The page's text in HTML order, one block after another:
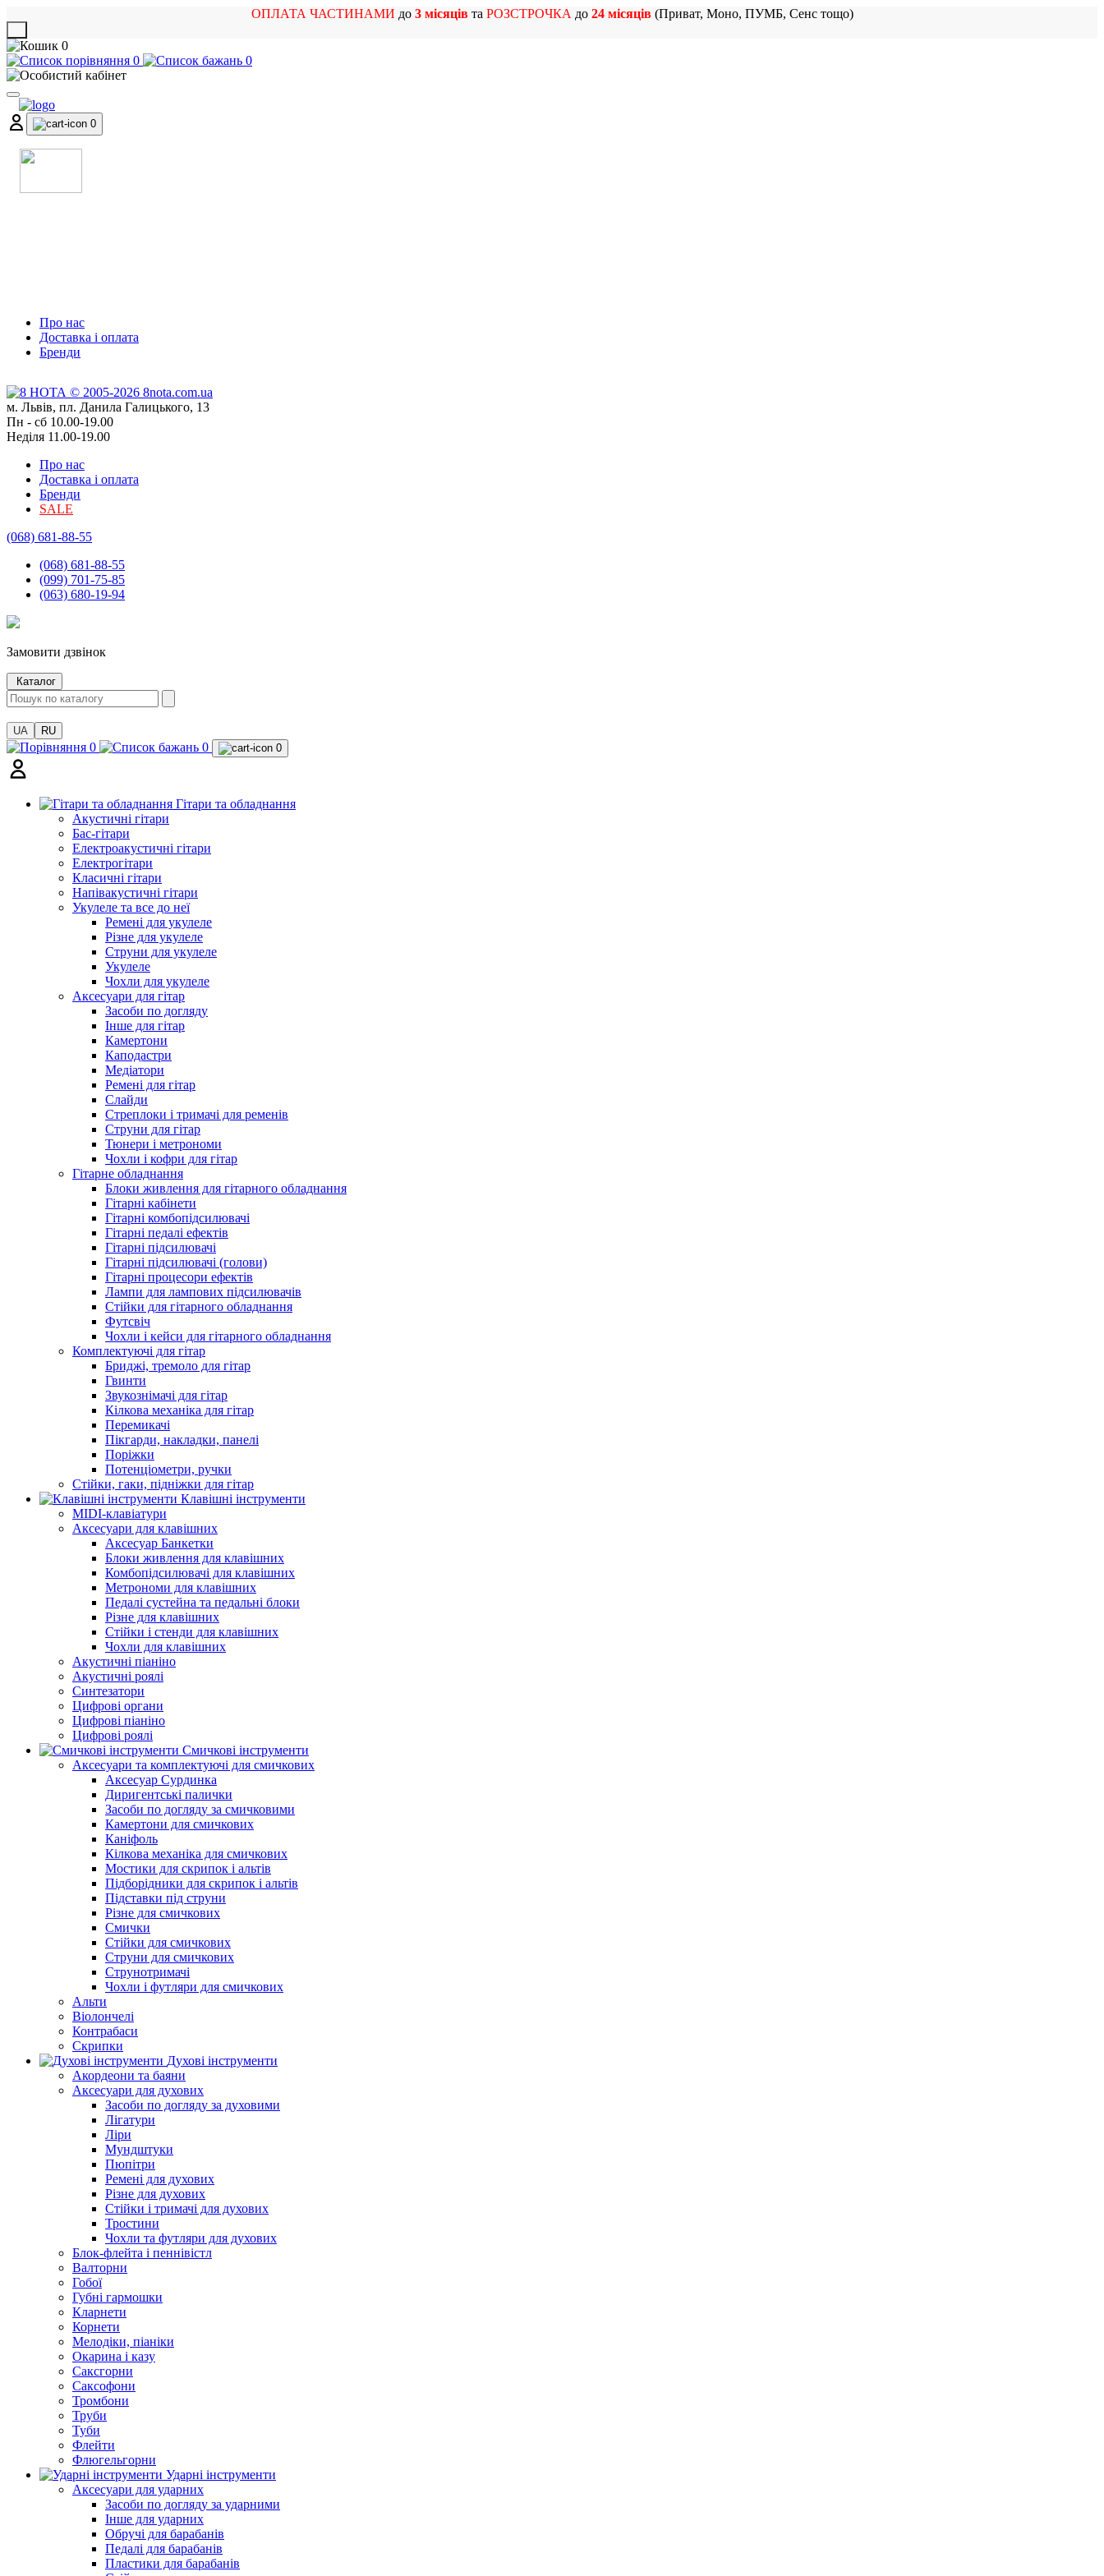
ОПЛАТА ЧАСТИНАМИ до 3 місяцівта РОЗСТРОЧКА до 24 місяців(Приват, Моно, ПУМБ, Сенс тощо)
0
0
0
0
Про нас
Доставка і оплата
Бренди
м. Львів, пл. Данила Галицького, 13
Пн - сб 10.00-19.00
Неділя 11.00-19.00
Про нас
Доставка і оплата
Бренди
SALE
(068) 681-88-55
(068) 681-88-55
(099) 701-75-85
(063) 680-19-94
Замовити дзвінок
Каталог
UA RU
0 0 0
Гітари та обладнання
Акустичні гітари
Бас-гітари
Електроакустичні гітари
Електрогітари
Класичні гітари
Напівакустичні гітари
Укулеле та все до неї
Ремені для укулеле
Різне для укулеле
Струни для укулеле
Укулеле
Чохли для укулеле
Аксесуари для гітар
Засоби по догляду
Інше для гітар
Камертони
Каподастри
Медіатори
Ремені для гітар
Слайди
Стреплоки і тримачі для ременів
Струни для гітар
Тюнери і метрономи
Чохли і кофри для гітар
Гітарне обладнання
Блоки живлення для гітарного обладнання
Гітарні кабінети
Гітарні комбопідсилювачі
Гітарні педалі ефектів
Гітарні підсилювачі
Гітарні підсилювачі (голови)
Гітарні процесори ефектів
Лампи для лампових підсилювачів
Стійки для гітарного обладнання
Футсвіч
Чохли і кейси для гітарного обладнання
Комплектуючі для гітар
Бриджі, тремоло для гітар
Гвинти
Звукознімачі для гітар
Кілкова механіка для гітар
Перемикачі
Пікгарди, накладки, панелі
Поріжки
Потенціометри, ручки
Стійки, гаки, підніжки для гітар
Клавішні інструменти
MIDI-клавіатури
Аксесуари для клавішних
Аксесуар Банкетки
Блоки живлення для клавішних
Комбопідсилювачі для клавішних
Метрономи для клавішних
Педалі сустейна та педальні блоки
Різне для клавішних
Стійки і стенди для клавішних
Чохли для клавішних
Акустичні піаніно
Акустичні роялі
Синтезатори
Цифрові органи
Цифрові піаніно
Цифрові роялі
Смичкові інструменти
Аксесуари та комплектуючі для смичкових
Аксесуар Сурдинка
Диригентські палички
Засоби по догляду за смичковими
Камертони для смичкових
Каніфоль
Кілкова механіка для смичкових
Мостики для скрипок і альтів
Підборiдники для скрипок і альтів
Підставки під струни
Різне для смичкових
Смички
Стійки для смичкових
Струни для смичкових
Струнотримачі
Чохли і футляри для смичкових
Альти
Віолончелі
Контрабаси
Скрипки
Духові інструменти
Акордеони та баяни
Аксесуари для духових
Засоби по догляду за духовими
Лігатури
Ліри
Мундштуки
Пюпітри
Ремені для духових
Різне для духових
Стійки і тримачі для духових
Тростини
Чохли та футляри для духових
Блок-флейта і пеннівістл
Валторни
Гобої
Губні гармошки
Кларнети
Корнети
Мелодіки, піаніки
Окарина і казу
Саксгорни
Саксофони
Тромбони
Труби
Туби
Флейти
Флюгельгорни
Ударні інструменти
Аксесуари для ударних
Засоби по догляду за ударними
Інше для ударних
Обручі для барабанів
Педалі для барабанів
Пластики для барабанів